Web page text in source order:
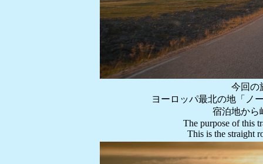
今回の
ヨーロッパ最北の地「ノ
宿泊地か
The purpose of this
This is the straight